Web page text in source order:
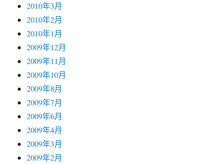
2010年3月
2010年2月
2010年1月
2009年12月
2009年11月
2009年10月
2009年8月
2009年7月
2009年6月
2009年4月
2009年3月
2009年2月